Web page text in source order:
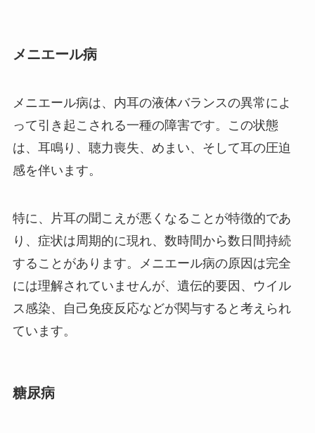
メニエール病
メニエール病は、内耳の液体バランスの異常によ
って引き起こされる一種の障害です。この状態
は、耳鳴り、聴力喪失、めまい、そして耳の圧迫
感を伴います。
特に、片耳の聞こえが悪くなることが特徴的であ
り、症状は周期的に現れ、数時間から数日間持続
することがあります。メニエール病の原因は完全
には理解されていませんが、遺伝的要因、ウイル
ス感染、自己免疫反応などが関与すると考えられ
ています。
糖尿病